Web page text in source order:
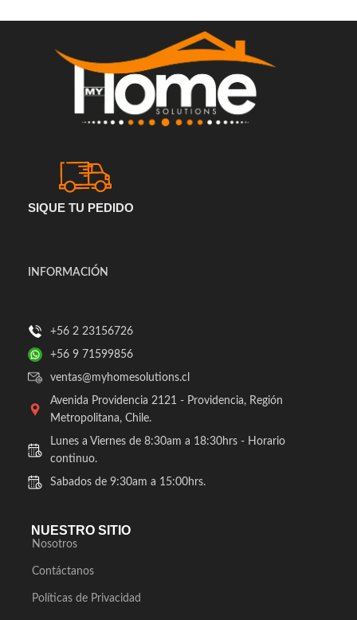
SIQUE TU PEDIDO
INFORMACIÓN
+56 2 23156726
+56 9 71599856
ventas@myhomesolutions.cl
Avenida Providencia 2121 - Providencia, Región
Metropolitana, Chile.
Lunes a Viernes de 8:30am a 18:30hrs - Horario
continuo.
Sabados de 9:30am a 15:00hrs.
NUESTRO SITIO
Nosotros
Contáctanos
Políticas de Privacidad